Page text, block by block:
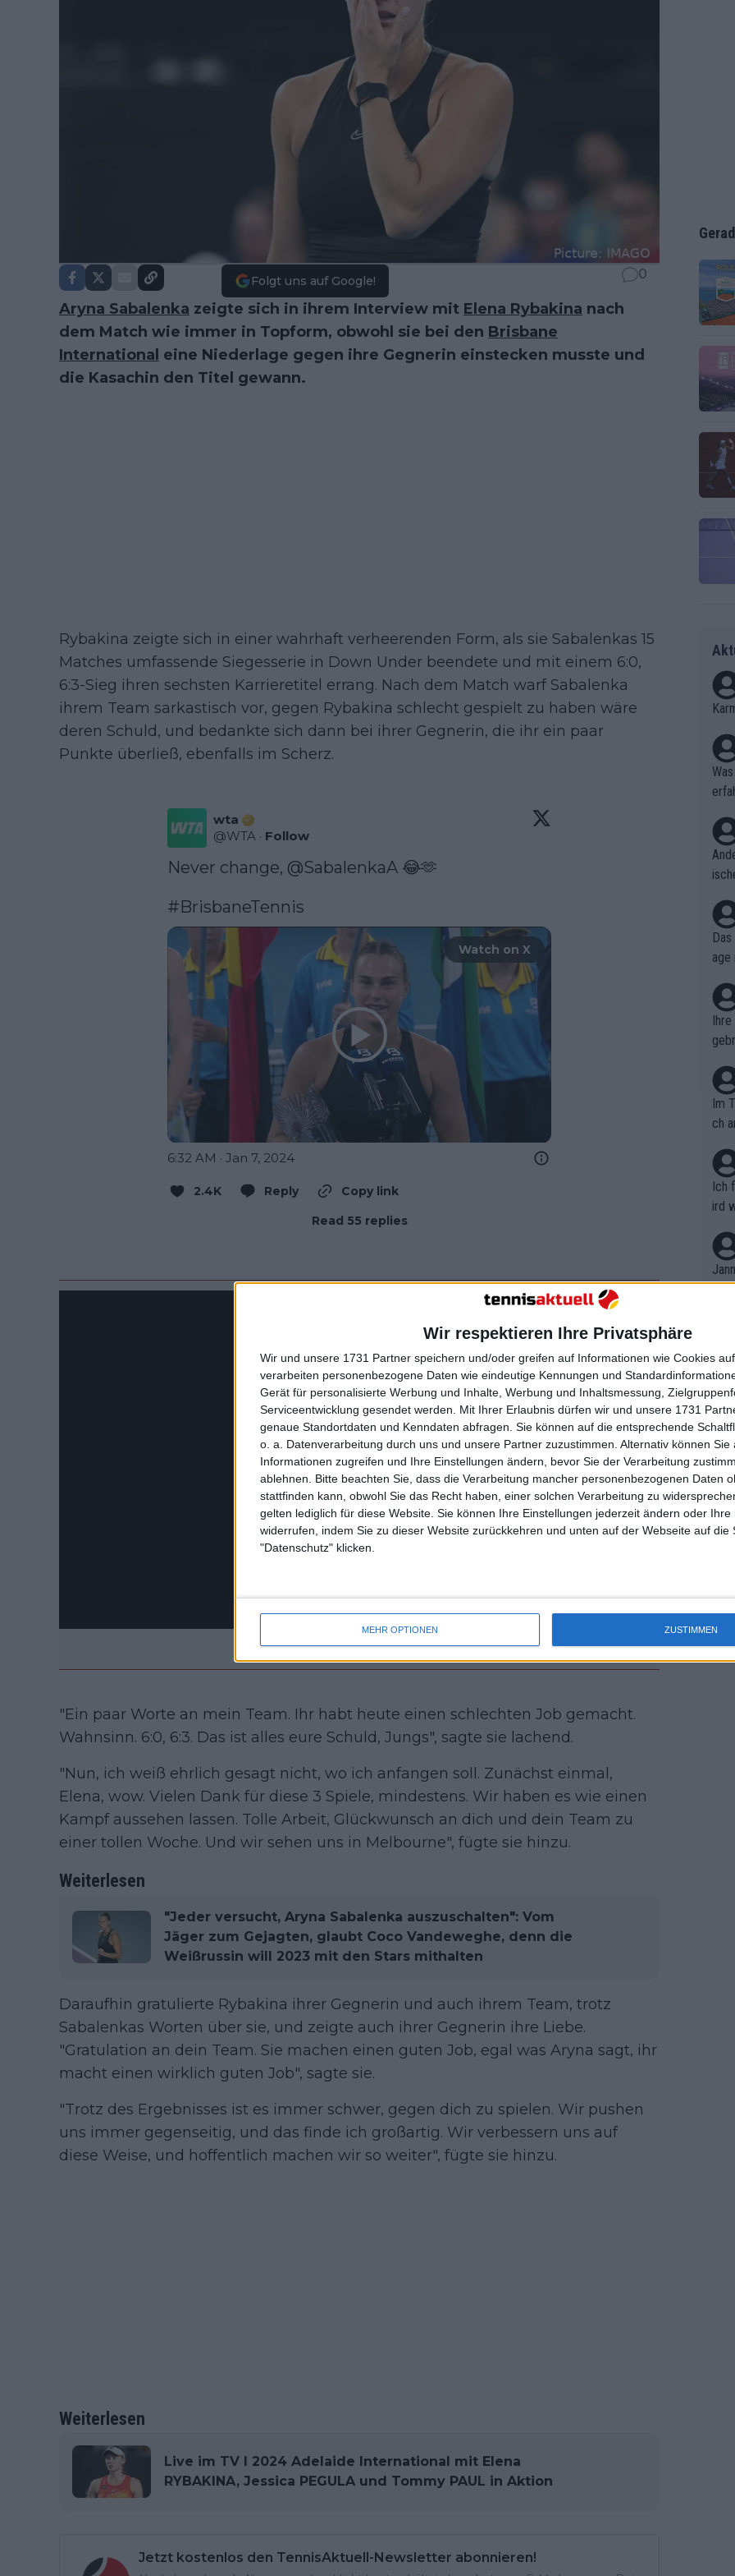
Wir respektieren Ihre Privatsphäre
Wir und unsere 1731 Partner speichern und/oder greifen auf Informationen wie Cookies
verarbeiten personenbezogene Daten wie eindeutige Kennungen und
Gerät für personalisierte Werbung und Inhalte, Werbung und Inhaltsmessung,
Serviceentwicklung gesendet werden. Mit Ihrer Erlaubnis dürfen wir und unsere 1731
genaue Standortdaten und Kenndaten abfragen. Sie können auf die entsprechende
o. a. Datenverarbeitung durch uns und unsere Partner zuzustimmen. Alternativ können Sie
Informationen zugreifen und Ihre Einstellungen ändern, bevor Sie der Verarbeitung
ablehnen. Bitte beachten Sie, dass die Verarbeitung mancher personenbezogenen Daten
stattfinden kann, obwohl Sie das Recht haben, einer solchen Verarbeitung zu
gelten lediglich für diese Website. Sie können Ihre Einstellungen jederzeit ändern oder Ihre
widerrufen, indem Sie zu dieser Website zurückkehren und unten auf der Webseite auf die
"Datenschutz" klicken.
MEHR OPTIONEN ZUSTIMMEN
Folgt uns auf Google! 0
Aryna Sabalenka zeigte sich in ihrem Interview mit Elena Rybakina nach
dem Match wie immer in Topform, obwohl sie bei den Brisbane
International eine Niederlage gegen ihre Gegnerin einstecken musste und
die Kasachin den Titel gewann.
Rybakina zeigte sich in einer wahrhaft verheerenden Form, als sie Sabalenkas 15
Matches umfassende Siegesserie in Down Under beendete und mit einem 6:0,
6:3-Sieg ihren sechsten Karrieretitel errang. Nach dem Match warf Sabalenka
ihrem Team sarkastisch vor, gegen Rybakina schlecht gespielt zu haben wäre
deren Schuld, und bedankte sich dann bei ihrer Gegnerin, die ihr ein paar
Punkte überließ, ebenfalls im Scherz.
wta
@WTA · Follow
Never change, @SabalenkaA 😂🫶
#BrisbaneTennis
Watch on X
6:32 AM · Jan 7, 2024
2.4K Reply
Copy link
Read 55 replies
"Ein paar Worte an mein Team. Ihr habt heute einen schlechten Job gemacht.
Wahnsinn. 6:0, 6:3. Das ist alles eure Schuld, Jungs", sagte sie lachend.
"Nun, ich weiß ehrlich gesagt nicht, wo ich anfangen soll. Zunächst einmal,
Elena, wow. Vielen Dank für diese 3 Spiele, mindestens. Wir haben es wie einen
Kampf aussehen lassen. Tolle Arbeit, Glückwunsch an dich und dein Team zu
einer tollen Woche. Und wir sehen uns in Melbourne", fügte sie hinzu.
Weiterlesen
"Jeder versucht, Aryna Sabalenka auszuschalten": Vom
Jäger zum Gejagten, glaubt Coco Vandeweghe, denn die
Weißrussin will 2023 mit den Stars mithalten
Daraufhin gratulierte Rybakina ihrer Gegnerin und auch ihrem Team, trotz
Sabalenkas Worten über sie, und zeigte auch ihrer Gegnerin ihre Liebe.
"Gratulation an dein Team. Sie machen einen guten Job, egal was Aryna sagt, ihr
macht einen wirklich guten Job", sagte sie.
"Trotz des Ergebnisses ist es immer schwer, gegen dich zu spielen. Wir pushen
uns immer gegenseitig, und das finde ich großartig. Wir verbessern uns auf
diese Weise, und hoffentlich machen wir so weiter", fügte sie hinzu.
Weiterlesen
Live im TV I 2024 Adelaide International mit Elena
RYBAKINA, Jessica PEGULA und Tommy PAUL in Aktion
Jetzt kostenlos den TennisAktuell-Newsletter abonnieren!
age
ben.
Im
ch
Ich
ird
r in
em
t,
B.
on
uss
mal
des
n
nt.
kel